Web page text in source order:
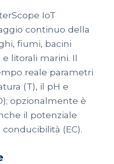
IoT
continuo della
fiumi, bacini
litorali marini. Il
reale parametri
(T), il pH e
opzionalmente è
il potenziale
(EC).